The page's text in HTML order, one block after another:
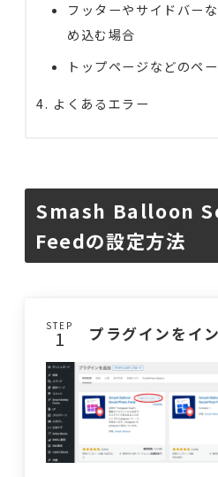
フッターやサイドバー
め込む場合
トップページなどのペ
よくあるエラー
Smash Balloon
Feedの設定方法
STEP プラグインをイ